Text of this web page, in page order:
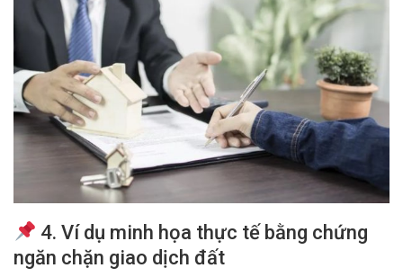
4. Ví dụ minh họa thực tế bằng chứng
ngăn chặn giao dịch đất